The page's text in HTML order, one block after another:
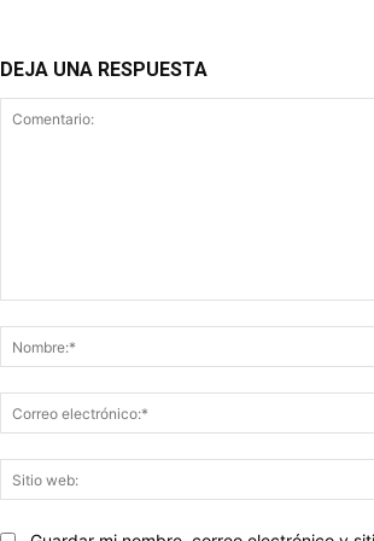
DEJA UNA RESPUESTA